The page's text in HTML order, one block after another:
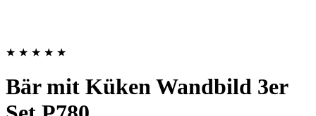
★ ★ ★ ★ ★
Bär mit Küken Wandbild 3er